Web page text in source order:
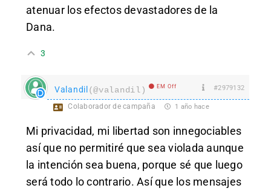
atenuar los efectos devastadores de la
Dana.
3
Valandil (@valandil) EM Off #2979132
Colaborador de campaña 1 año hace
Mi privacidad, mi libertad son innegociables
así que no permitiré que sea violada aunque
la intención sea buena, porque sé que luego
será todo lo contrario. Así que los mensajes